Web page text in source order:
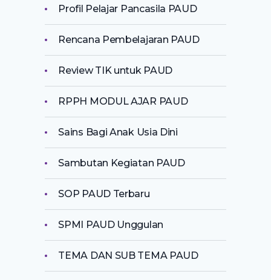
Profil Pelajar Pancasila PAUD
Rencana Pembelajaran PAUD
Review TIK untuk PAUD
RPPH MODUL AJAR PAUD
Sains Bagi Anak Usia Dini
Sambutan Kegiatan PAUD
SOP PAUD Terbaru
SPMI PAUD Unggulan
TEMA DAN SUB TEMA PAUD